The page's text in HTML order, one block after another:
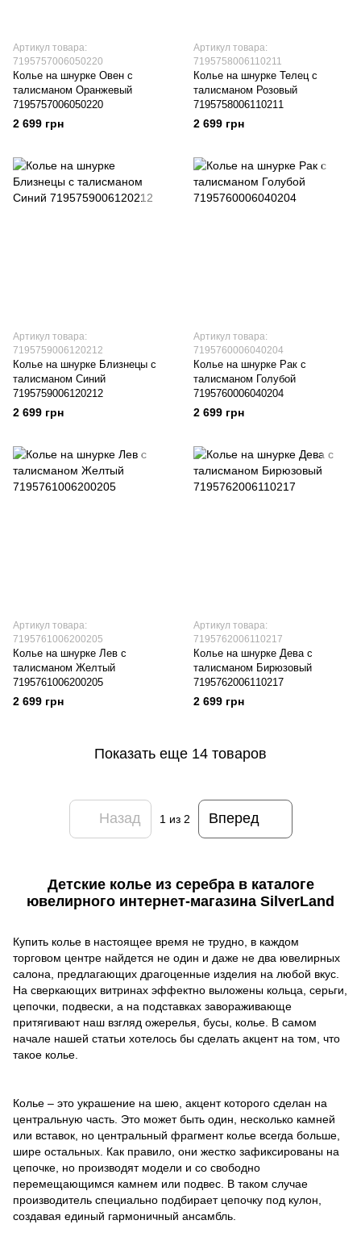
Артикул товара:
7195757006050220
Колье на шнурке Овен с
талисманом Оранжевый
7195757006050220
2 699 грн
Артикул товара:
7195758006110211
Колье на шнурке Телец с
талисманом Розовый
7195758006110211
2 699 грн
Артикул товара:
7195759006120212
Колье на шнурке Близнецы с
талисманом Синий
7195759006120212
2 699 грн
Артикул товара:
7195760006040204
Колье на шнурке Рак с
талисманом Голубой
7195760006040204
2 699 грн
Артикул товара:
7195761006200205
Колье на шнурке Лев с
талисманом Желтый
7195761006200205
2 699 грн
Артикул товара:
7195762006110217
Колье на шнурке Дева с
талисманом Бирюзовый
7195762006110217
2 699 грн
Показать еще 14 товаров
Назад 1 из 2 Вперед
Детские колье из серебра в каталоге
ювелирного интернет-магазина SilverLand
Купить колье в настоящее время не трудно, в каждом
торговом центре найдется не один и даже не два ювелирных
салона, предлагающих драгоценные изделия на любой вкус.
На сверкающих витринах эффектно выложены кольца, серьги,
цепочки, подвески, а на подставках завораживающе
притягивают наш взгляд ожерелья, бусы, колье. В самом
начале нашей статьи хотелось бы сделать акцент на том, что
такое колье.
Колье – это украшение на шею, акцент которого сделан на
центральную часть. Это может быть один, несколько камней
или вставок, но центральный фрагмент колье всегда больше,
шире остальных. Как правило, они жестко зафиксированы на
цепочке, но производят модели и со свободно
перемещающимся камнем или подвес. В таком случае
производитель специально подбирает цепочку под кулон,
создавая единый гармоничный ансамбль.